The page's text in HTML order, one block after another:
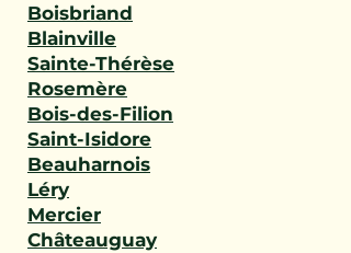
Boisbriand
Blainville
Sainte-Thérèse
Rosemère
Bois-des-Filion
Saint-Isidore
Beauharnois
Léry
Mercier
Châteauguay